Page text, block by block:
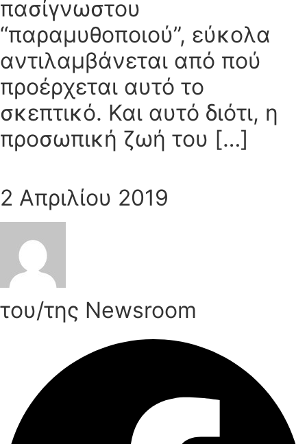
πασίγνωστου
“παραμυθοποιού”, εύκολα
αντιλαμβάνεται από πού
προέρχεται αυτό το
σκεπτικό. Και αυτό διότι, η
προσωπική ζωή του […]
2 Απριλίου 2019
του/της Newsroom